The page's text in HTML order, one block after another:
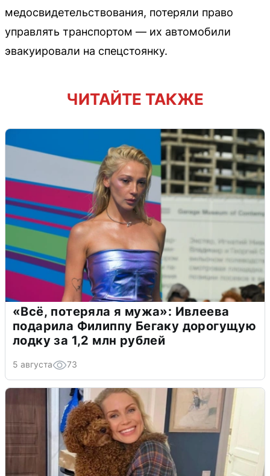
медосвидетельствования, потеряли право
управлять транспортом — их автомобили
эвакуировали на спецстоянку.
ЧИТАЙТЕ ТАКЖЕ
«Всё, потеряла я мужа»: Ивлеева
подарила Филиппу Бегаку дорогущую
лодку за 1,2 млн рублей
5 августа 73